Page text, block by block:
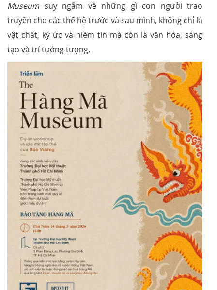
Museum suy ngẫm về những gì con người trao
truyền cho các thế hệ trước và sau mình, không chỉ là
vật chất, ký ức và niềm tin mà còn là văn hóa, sáng
tạo và trí tưởng tượng.